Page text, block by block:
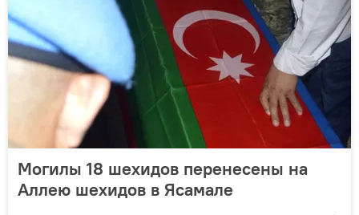
Могилы 18 шехидов перенесены на
Аллею шехидов в Ясамале